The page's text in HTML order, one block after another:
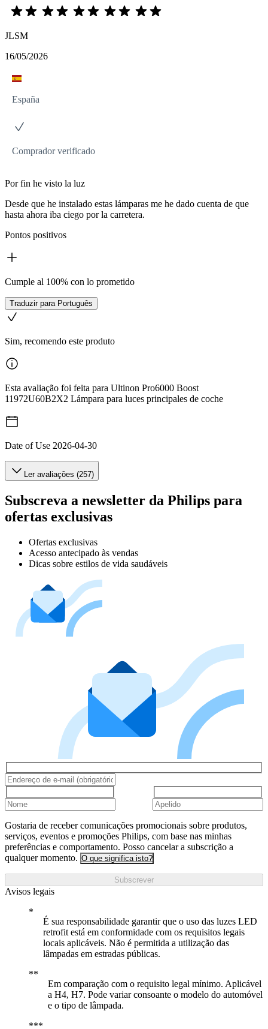
JLSM
16/05/2026
España
Comprador verificado
Por fin he visto la luz
Desde que he instalado estas lámparas me he dado cuenta de que
hasta ahora iba ciego por la carretera.
Pontos positivos
Cumple al 100% con lo prometido
Traduzir para Português
Sim, recomendo este produto
Esta avaliação foi feita para Ultinon Pro6000 Boost
11972U60B2X2 Lámpara para luces principales de coche
Date of Use 2026-04-30
Ler avaliações (257)
Subscreva a newsletter da Philips para
ofertas exclusivas
Ofertas exclusivas
Acesso antecipado às vendas
Dicas sobre estilos de vida saudáveis
Gostaria de receber comunicações promocionais sobre produtos,
serviços, eventos e promoções Philips, com base nas minhas
preferências e comportamento. Posso cancelar a subscrição a
qualquer momento. O que significa isto?
Subscrever
Avisos legais
É sua responsabilidade garantir que o uso das luzes LED
retrofit está em conformidade com os requisitos legais
locais aplicáveis. Não é permitida a utilização das
lâmpadas em estradas públicas.
Em comparação com o requisito legal mínimo. Aplicável
a H4, H7. Pode variar consoante o modelo do automóvel
e o tipo de lâmpada.